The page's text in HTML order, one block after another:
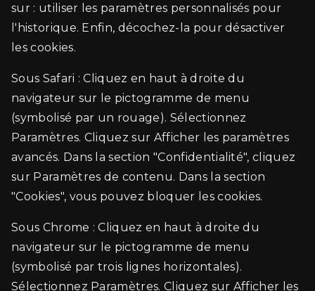
sur : utiliser les paramètres personnalisés pour
l'historique. Enfin, décochez-la pour désactiver
les cookies.
Sous Safari : Cliquez en haut à droite du
navigateur sur le pictogramme de menu
(symbolisé par un rouage). Sélectionnez
Paramètres. Cliquez sur Afficher les paramètres
avancés. Dans la section "Confidentialité", cliquez
sur Paramètres de contenu. Dans la section
"Cookies", vous pouvez bloquer les cookies.
Sous Chrome : Cliquez en haut à droite du
navigateur sur le pictogramme de menu
(symbolisé par trois lignes horizontales).
Sélectionnez Paramètres. Cliquez sur Afficher les